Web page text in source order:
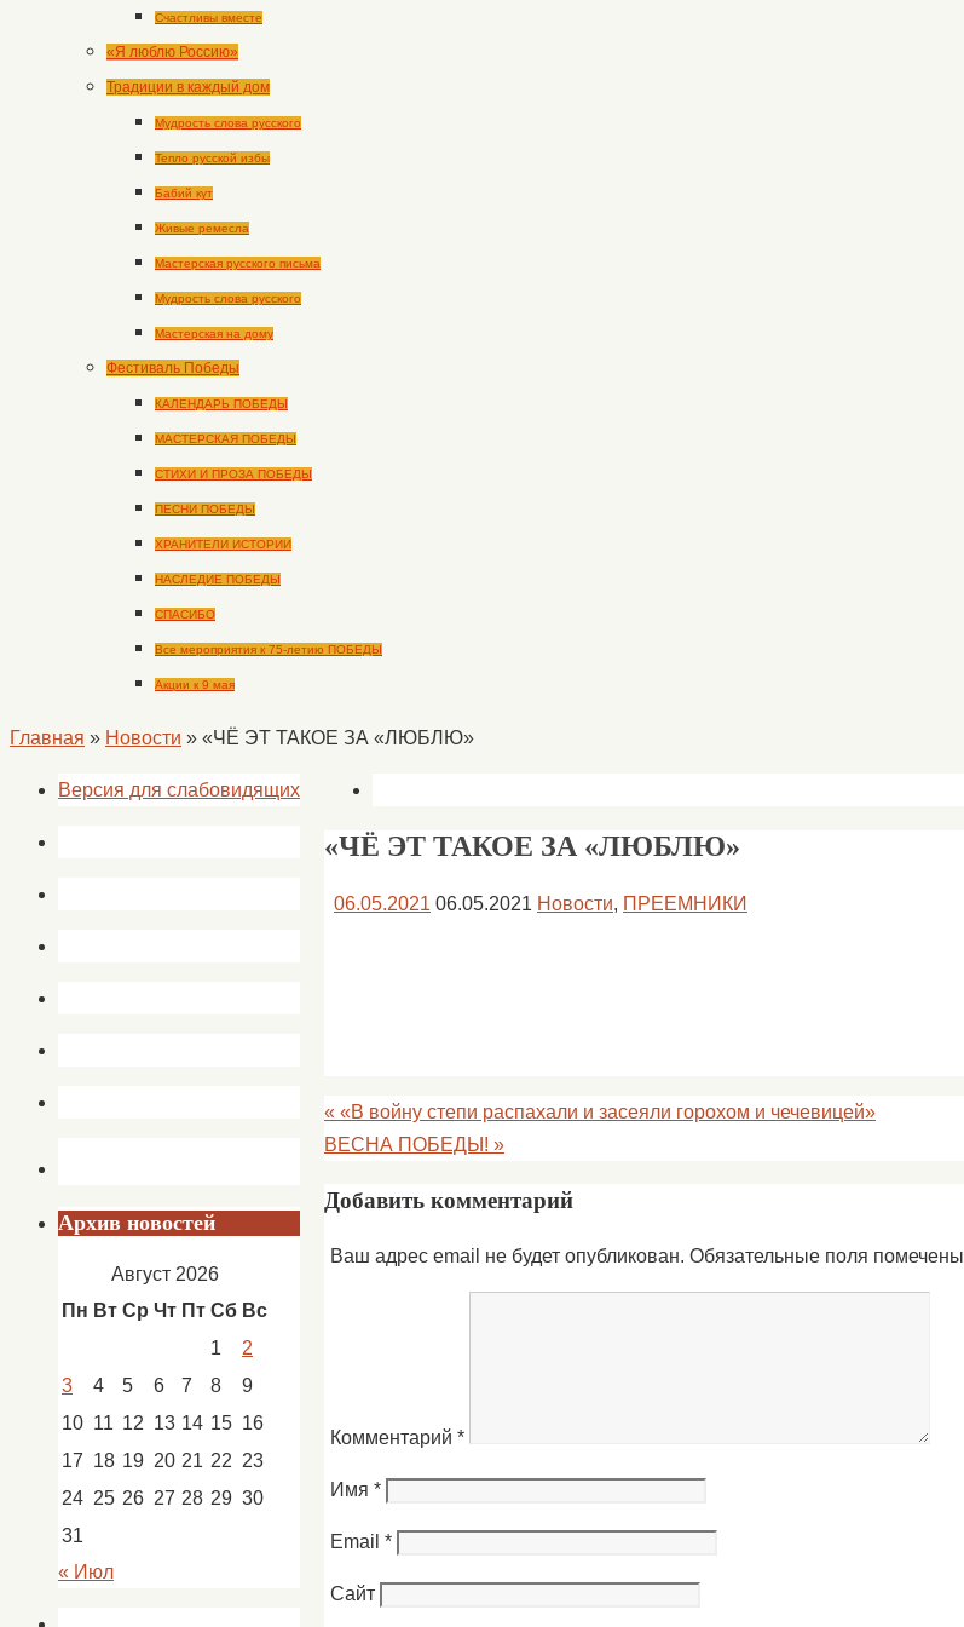
Счастливы вместе
«Я люблю Россию»
Традиции в каждый дом
Мудрость слова русского
Тепло русской избы
Бабий кут
Живые ремесла
Мастерская русского письма
Мудрость слова русского
Мастерская на дому
Фестиваль Победы
КАЛЕНДАРЬ ПОБЕДЫ
МАСТЕРСКАЯ ПОБЕДЫ
СТИХИ И ПРОЗА ПОБЕДЫ
ПЕСНИ ПОБЕДЫ
ХРАНИТЕЛИ ИСТОРИИ
НАСЛЕДИЕ ПОБЕДЫ
СПАСИБО
Все мероприятия к 75-летию ПОБЕДЫ
Акции к 9 мая
Главная » Новости » «ЧЁ ЭТ ТАКОЕ ЗА «ЛЮБЛЮ»
«ЧЁ ЭТ ТАКОЕ ЗА «ЛЮБЛЮ»
06.05.2021 06.05.2021 Новости, ПРЕЕМНИКИ
« «В войну степи распахали и засеяли горохом и чечевицей»
ВЕСНА ПОБЕДЫ! »
Добавить комментарий
Ваш адрес email не будет опубликован. Обязательные поля помечены
Комментарий *
Имя *
Email *
Сайт
Версия для слабовидящих
Архив новостей
Август 2026
Пн Вт Ср Чт Пт Сб Вс
1
2
3
4 5 6 7 8
9
10 11 12 13 14 15 16
17 18 19 20 21 22 23
24 25 26 27 28 29 30
31
« Июл